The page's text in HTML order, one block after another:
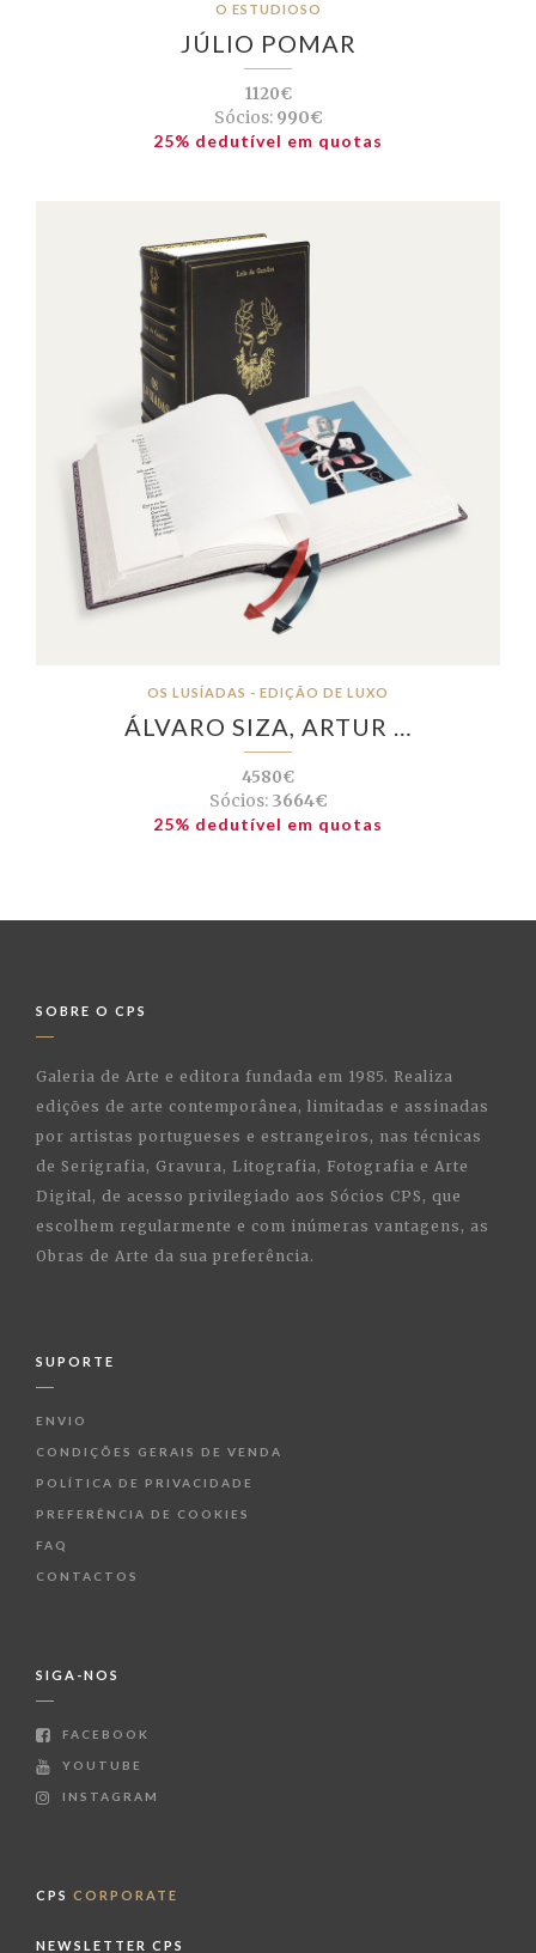
O ESTUDIOSO
JÚLIO POMAR
1120€
Sócios:990€
25% dedutível em quotas
OS LUSÍADAS - EDIÇÃO DE LUXO
ÁLVARO SIZA, ARTUR …
4580€
Sócios:3664€
25% dedutível em quotas
SOBRE O CPS
Galeria de Arte e editora fundada em 1985. Realiza
edições de arte contemporânea, limitadas e assinadas
por artistas portugueses e estrangeiros, nas técnicas
de Serigrafia, Gravura, Litografia, Fotografia e Arte
Digital, de acesso privilegiado aos Sócios CPS, que
escolhem regularmente e com inúmeras vantagens, as
Obras de Arte da sua preferência.
SUPORTE
ENVIO
CONDIÇÕES GERAIS DE VENDA
POLÍTICA DE PRIVACIDADE
PREFERÊNCIA DE COOKIES
FAQ
CONTACTOS
SIGA-NOS
FACEBOOK
YOUTUBE
INSTAGRAM
CPS CORPORATE
NEWSLETTER CPS